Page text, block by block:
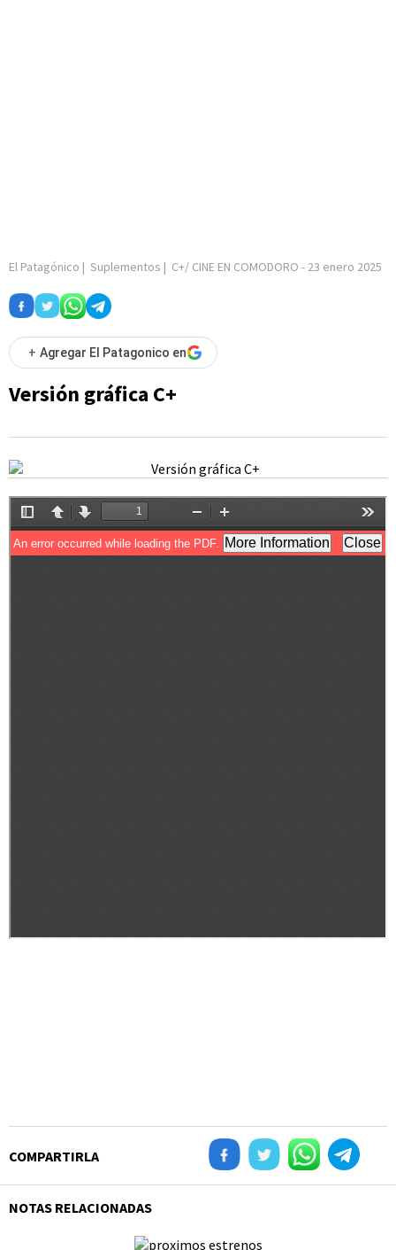
El Patagónico | Suplementos | C+/ CINE EN COMODORO - 23 enero 2025
+ Agregar El Patagonico en
Versión gráfica C+
COMPARTIRLA
NOTAS RELACIONADAS